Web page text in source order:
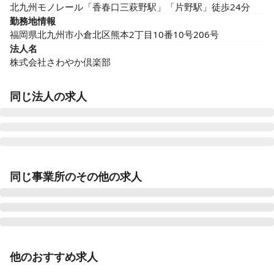
北九州モノレール「香春口三萩野駅」「片野駅」徒歩24分
勤務地情報
福岡県北九州市小倉北区熊本2丁目10番10号206号
法人名
株式会社さわやか倶楽部
同じ法人の求人
福岡県北九州市門司区大字畑1543番1号
さわやか横浜栄館
同じ事業所のその他の求人
准看護師 正社員（常勤）
【北九州市小倉北区】訪問看護ステーション◎確実にキ
他のおすすめ求人